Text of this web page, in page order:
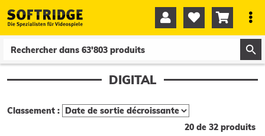
   
DIGITAL
Classement :
20 de 32 produits